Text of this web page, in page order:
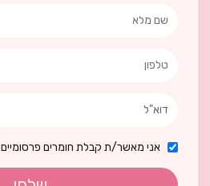
אני מאשר/ת קבלת חומרים פרסומיים